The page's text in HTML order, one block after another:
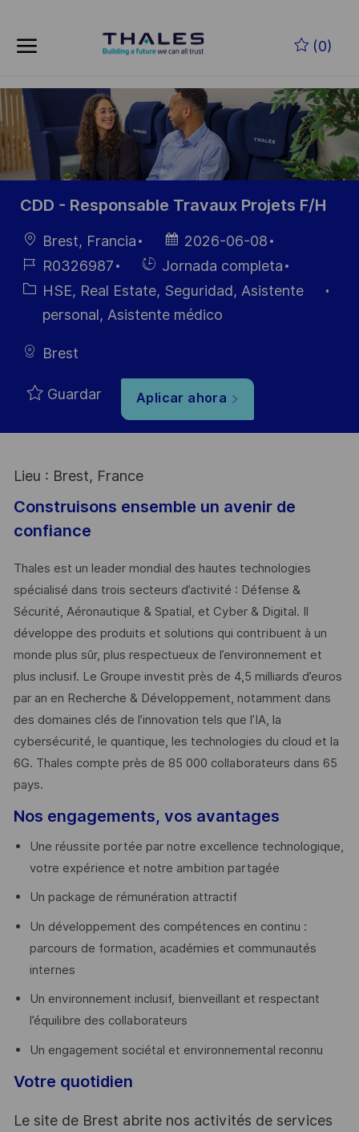
(0)
-
CDD - Responsable Travaux Projets F/H
Ubicación
Brest, Francia
Fecha de
publicación
2026-06-08
ID de
empleo
R0326987
Hiring
Type
Jornada completa
Categoría
HSE, Real Estate, Seguridad, Asistente
personal, Asistente médico
Brest
Guardar Aplicar ahora
Lieu : Brest, France
Construisons ensemble un avenir de
confiance
Thales est un leader mondial des hautes technologies
spécialisé dans trois secteurs d’activité : Défense &
Sécurité, Aéronautique & Spatial, et Cyber & Digital. Il
développe des produits et solutions qui contribuent à un
monde plus sûr, plus respectueux de l’environnement et
plus inclusif. Le Groupe investit près de 4,5 milliards d’euros
par an en Recherche & Développement, notamment dans
des domaines clés de l’innovation tels que l’IA, la
cybersécurité, le quantique, les technologies du cloud et la
6G. Thales compte près de 85 000 collaborateurs dans 65
pays. ​
Nos engagements, vos avantages
Une réussite portée par notre excellence technologique,
votre expérience et notre ambition partagée
Un package de rémunération attractif
Un développement des compétences en continu :
parcours de formation, académies et communautés
internes
Un environnement inclusif, bienveillant et respectant
l’équilibre des collaborateurs
Un engagement sociétal et environnemental reconnu
Votre quotidien
Le site de Brest abrite nos activités de services